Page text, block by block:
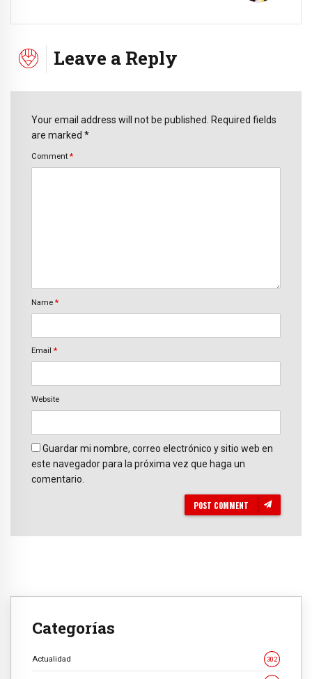
Leave a Reply
Your email address will not be published. Required fields
are marked *
Comment *
Name *
Email *
Website
Guardar mi nombre, correo electrónico y sitio web en
este navegador para la próxima vez que haga un
comentario.
POST COMMENT
Categorías
Actualidad 302